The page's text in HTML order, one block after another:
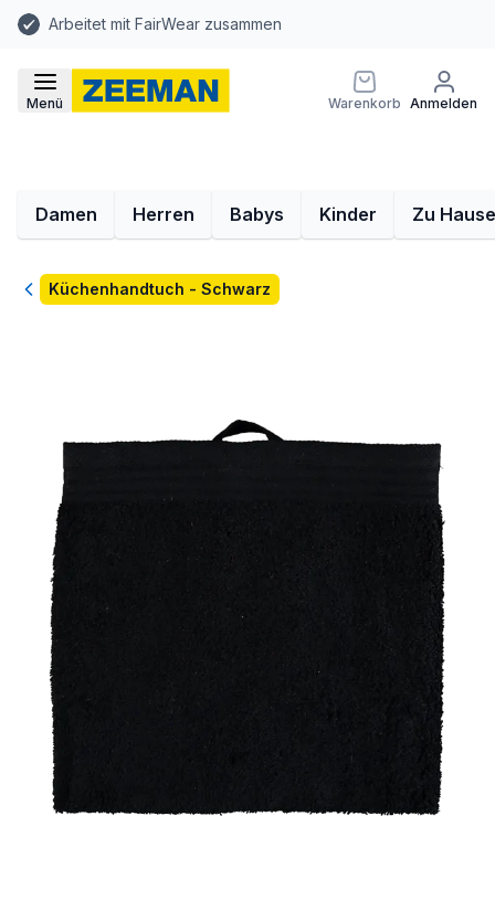
Arbeitet mit FairWear zusammen
Menü Warenkorb Anmelden
Damen Herren Babys Kinder Zu Hause
ZurückKüchenhandtuch - Schwarz